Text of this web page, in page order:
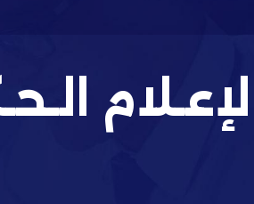
الإعـلام